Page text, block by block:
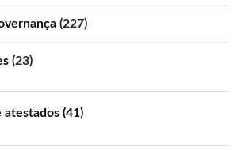
(227)
(23)
atestados (41)